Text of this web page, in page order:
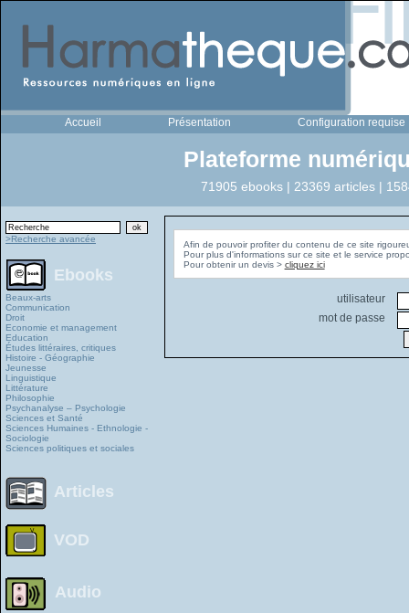
Accueil Présentation Configuration requise
Plateforme
71905 ebooks | 23369 articles |
>Recherche avancée
Ebooks
Beaux-arts
Communication
Droit
Economie et management
Education
Études littéraires, critiques
Histoire - Géographie
Jeunesse
Linguistique
Littérature
Philosophie
Psychanalyse – Psychologie
Sciences et Santé
Sciences Humaines - Ethnologie -
Sociologie
Sciences politiques et sociales
Articles
VOD
Audio
Afin de pouvoir profiter du contenu de ce site
Pour plus d'informations sur ce site et le service
Pour obtenir un devis > cliquez ici
utilisateur
mot de passe